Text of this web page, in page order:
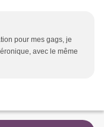
pour mes gags, je
avec le même